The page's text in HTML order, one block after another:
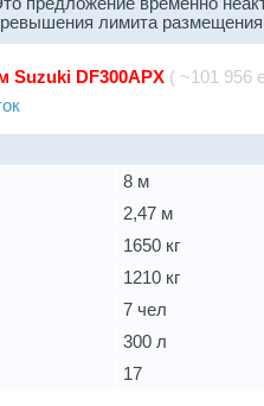
лимита
Suzuki DF300APX ( ~101 956
8 м
2,47 м
1650 кг
1210 кг
7 чел
300 л
17